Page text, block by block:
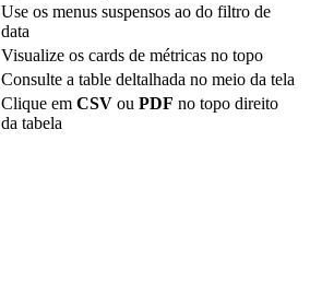
Use os menus suspensos ao do filtro de
data
Visualize os cards de métricas no topo
Consulte a table deltalhada no meio da tela
Clique em CSV ou PDF no topo direito
da tabela